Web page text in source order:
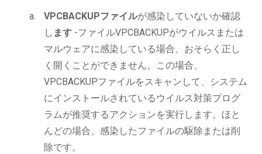
VPCBACKUPファイルが感染していないか確認
し ます -ファイルVPCBACKUPがウイルスまたは
マルウェアに感染している場合、おそらく正し
く開くことができません。この場合、
VPCBACKUPファイルをスキャンして、システム
にインストールされているウイルス対策プログ
ラムが推奨するアクションを実行します。ほと
んどの場合、感染したファイルの駆除または削
除です。